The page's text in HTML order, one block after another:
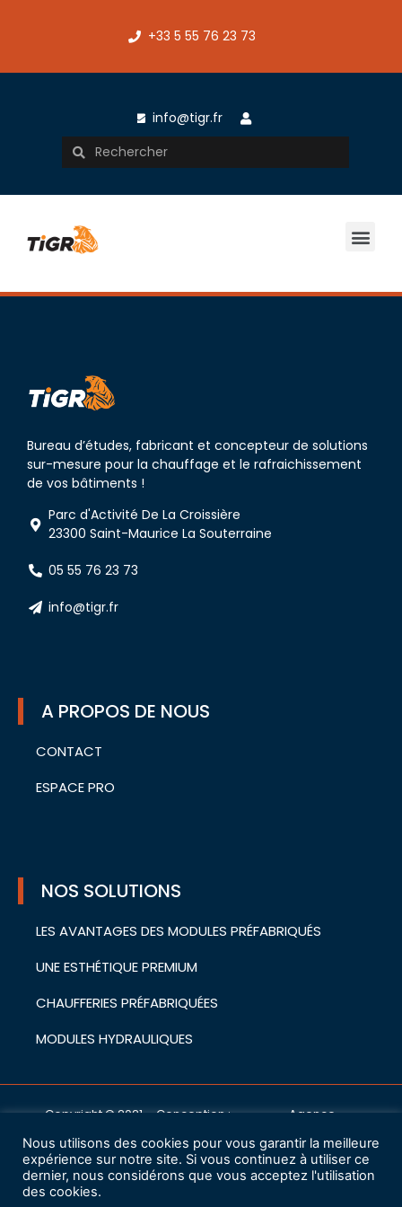
+33 5 55 76 23 73
info@tigr.fr
Bureau d’études, fabricant et concepteur de solutions
sur-mesure pour la chauffage et le rafraichissement
de vos bâtiments !
Parc d'Activité De La Croissière
23300 Saint-Maurice La Souterraine
05 55 76 23 73
info@tigr.fr
A PROPOS DE NOUS
CONTACT
ESPACE PRO
NOS SOLUTIONS
LES AVANTAGES DES MODULES PRÉFABRIQUÉS
UNE ESTHÉTIQUE PREMIUM
CHAUFFERIES PRÉFABRIQUÉES
MODULES HYDRAULIQUES
Copyright © 2021 – Conception : Agencecwa
Mentions légales
Charte de protection des données à caractère personnel
Nous utilisons des cookies pour vous garantir la meilleure
expérience sur notre site. Si vous continuez à utiliser ce
dernier, nous considérons que vous acceptez l'utilisation
des cookies.